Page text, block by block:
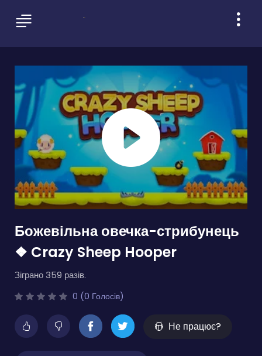
Божевільна овечка-стрибунець
❖ Crazy Sheep Hooper
Зіграно 359 разів.
0 (0 Голосів)
Не працює?